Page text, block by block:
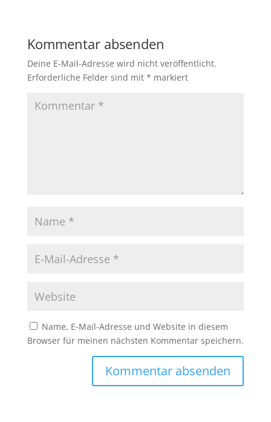
Kommentar absenden
Deine E-Mail-Adresse wird nicht veröffentlicht.
Erforderliche Felder sind mit * markiert
Name, E-Mail-Adresse und Website in diesem
Browser für meinen nächsten Kommentar speichern.